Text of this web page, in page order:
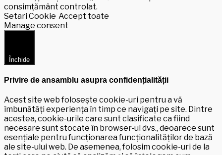
consimțământ controlat.
Setari Cookie Accept toate
Manage consent
Închide
Privire de ansamblu asupra confidențialității
Acest site web folosește cookie-uri pentru a vă
îmbunătăți experiența în timp ce navigați pe site. Dintre
acestea, cookie-urile care sunt clasificate ca fiind
necesare sunt stocate în browser-ul dvs., deoarece sunt
esențiale pentru funcționarea funcționalităților de bază
ale site-ului web. De asemenea, folosim cookie-uri de la